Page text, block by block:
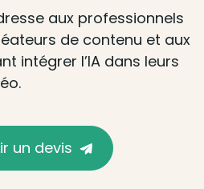
aux professionnels
de contenu et aux
intégrer l’IA dans leurs
un devis